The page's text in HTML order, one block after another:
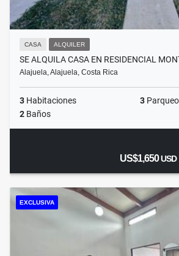
CASA ALQUILER
SE ALQUILA CASA EN RESIDENCIAL
Alajuela, Alajuela, Costa Rica
3 Habitaciones 3 Parqueo
2 Baños
US$1,650USD
EXCLUSIVA